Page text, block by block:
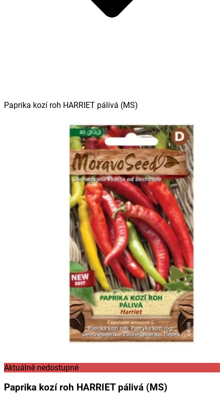
Paprika kozí roh HARRIET pálivá (MS)
Aktuálně nedostupné
Paprika kozí roh HARRIET pálivá (MS)